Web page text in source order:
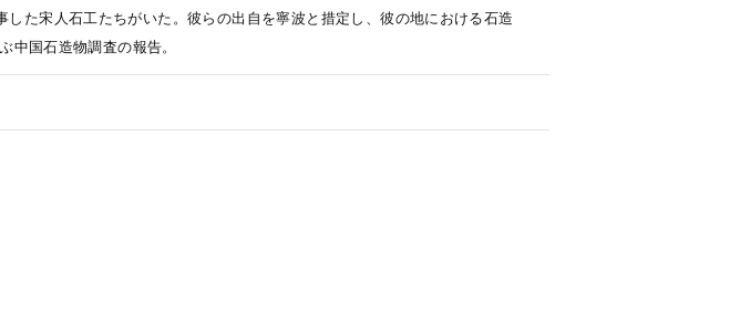
た宋人石工たちがいた。彼らの出自を寧波と措定し、彼の地における石造
中国石造物調査の報告。